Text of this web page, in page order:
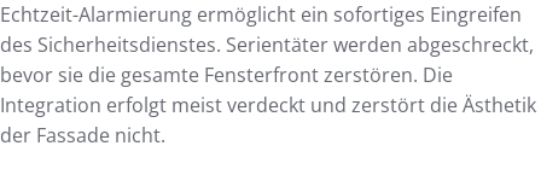
Echtzeit-Alarmierung ermöglicht ein sofortiges Eingreifen
des Sicherheitsdienstes. Serientäter werden abgeschreckt,
bevor sie die gesamte Fensterfront zerstören. Die
Integration erfolgt meist verdeckt und zerstört die Ästhetik
der Fassade nicht.